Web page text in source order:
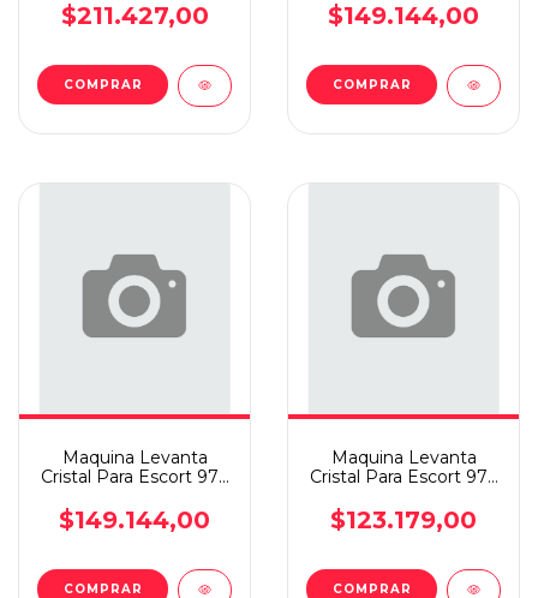
$211.427,00
COMPRAR
$149.144,00
COMPRAR
Maquina Levanta
Cristal Para Escort 97+
$149.144,00
COMPRAR
Maquina Levanta
Cristal Para Escort 97+
$123.179,00
COMPRAR